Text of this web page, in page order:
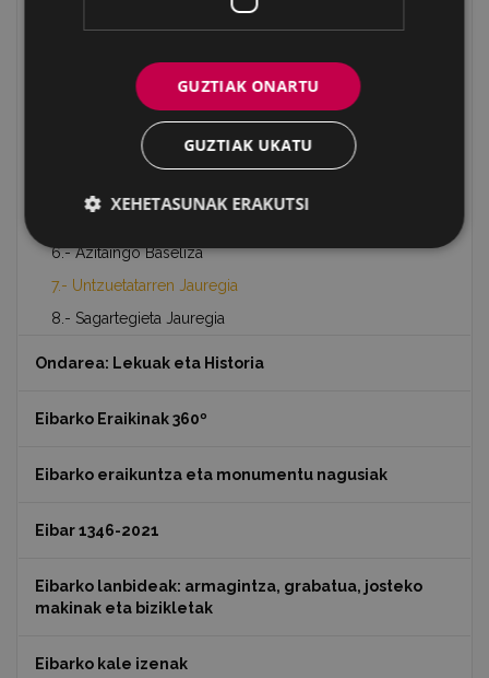
1.- Markeskua: Isasitarren Jauregia
2.- Erdigune historikoa
3.- San Andres parrokia
6.- Azitaingo Baseliza
7.- Untzuetatarren Jauregia
8.- Sagartegieta Jauregia
Ondarea: Lekuak eta Historia
Eibarko Eraikinak 360º
Eibarko eraikuntza eta monumentu nagusiak
Eibar 1346-2021
Eibarko lanbideak: armagintza, grabatua, josteko
makinak eta bizikletak
Eibarko kale izenak
GUZTIAK ONARTU
GUZTIAK UKATU
XEHETASUNAK ERAKUTSI